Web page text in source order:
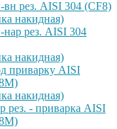
рез. AISI 304 (CF8)
накидная)
рез. AISI 304
накидная)
приварку AISI
накидная)
рез. - приварка AISI